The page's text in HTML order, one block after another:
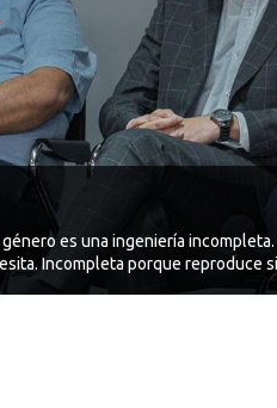
es una ingeniería
Incompleta porque reproduce